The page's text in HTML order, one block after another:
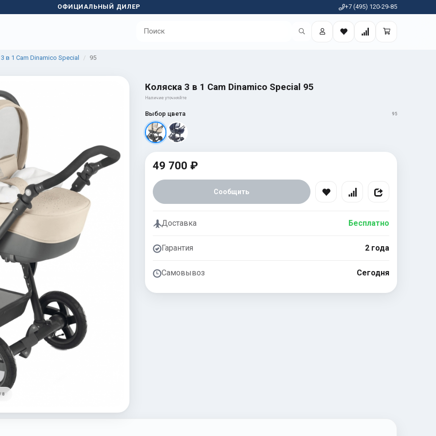
ОФИЦИАЛЬНЫЙ ДИЛЕР +7 (495) 120-29-85
в 1 Cam Dinamico Special 95
8
Коляска 3 в 1 Cam Dinamico Special 95
Наличие уточняйте
Выбор цвета 95
49 700 ₽
Сообщить
Доставка Бесплатно
Гарантия 2 года
Самовывоз Сегодня